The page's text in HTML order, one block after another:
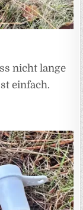
nicht lange
einfach.